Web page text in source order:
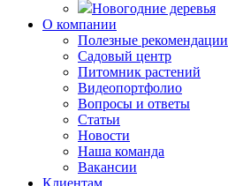
Новогодние деревья
О компании
Полезные рекомендации
Садовый центр
Питомник растений
Видеопортфолио
Вопросы и ответы
Статьи
Новости
Наша команда
Вакансии
Клиентам